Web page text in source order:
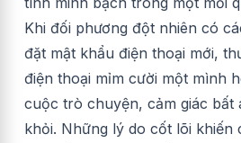
Khi đối phương đột nhiên có
đặt mật khẩu điện thoại mới,
điện thoại mỉm cười một mình
cuộc trò chuyện, cảm giác bất
khỏi. Những lý do cốt lõi khiến